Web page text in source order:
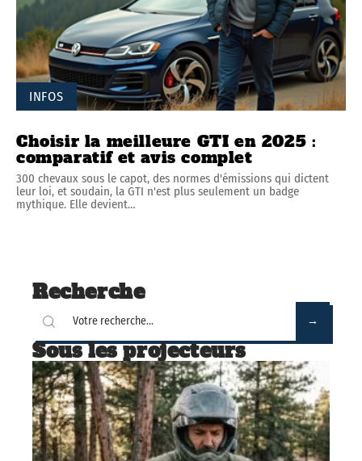
INFOS
Choisir la meilleure GTI en 2025 :
comparatif et avis complet
300 chevaux sous le capot, des normes d'émissions qui dictent
leur loi, et soudain, la GTI n'est plus seulement un badge
mythique. Elle devient…
Recherche
Sous les projecteurs